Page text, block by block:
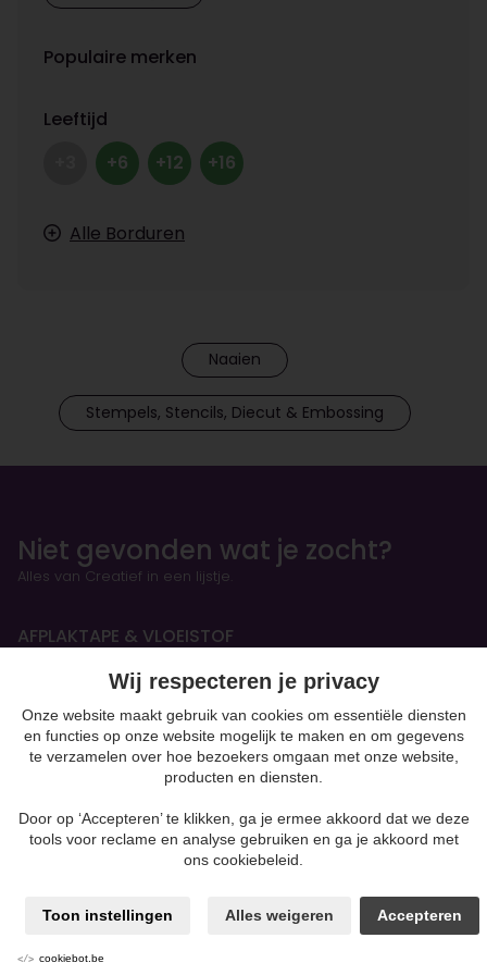
Populaire merken
Leeftijd
+6 +12 +16
Alle Borduren
Naaien
Stempels, Stencils, Diecut & Embossing
Niet gevonden wat je zocht?
Alles van Creatief in een lijstje.
AFPLAKTAPE & VLOEISTOF
HANDBOEKEN & OEFENSCHRIFTEN
Figurines
Klei-soorten
Beton
Gips
Wij respecteren je privacy
Onze website maakt gebruik van cookies om essentiële diensten
en functies op onze website mogelijk te maken en om gegevens
te verzamelen over hoe bezoekers omgaan met onze website,
producten en diensten.
Door op ‘Accepteren’ te klikken, ga je ermee akkoord dat we deze
tools voor reclame en analyse gebruiken en ga je akkoord met
ons cookiebeleid.
Toon instellingen Alles weigeren Accepteren
cookiebot.be